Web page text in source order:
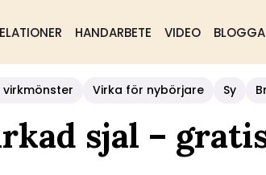
HANDARBETE VIDEO
virkmönster Virka för nybörjare Sy
sjal –